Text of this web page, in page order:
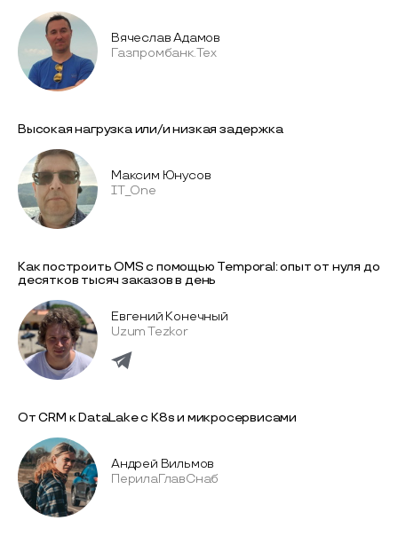
Вячеслав Адамов
Газпромбанк.Тех
Высокая нагрузка или/и низкая задержка
Максим Юнусов
IT_One
Как построить OMS с помощью Temporal: опыт от нуля до
десятков тысяч заказов в день
Евгений Конечный
Uzum Tezkor
От CRM к DataLake с K8s и микросервисами
Андрей Вильмов
ПерилаГлавСнаб